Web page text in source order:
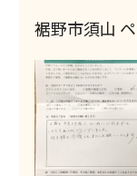
裾野市須山